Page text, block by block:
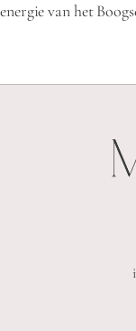
energie van het